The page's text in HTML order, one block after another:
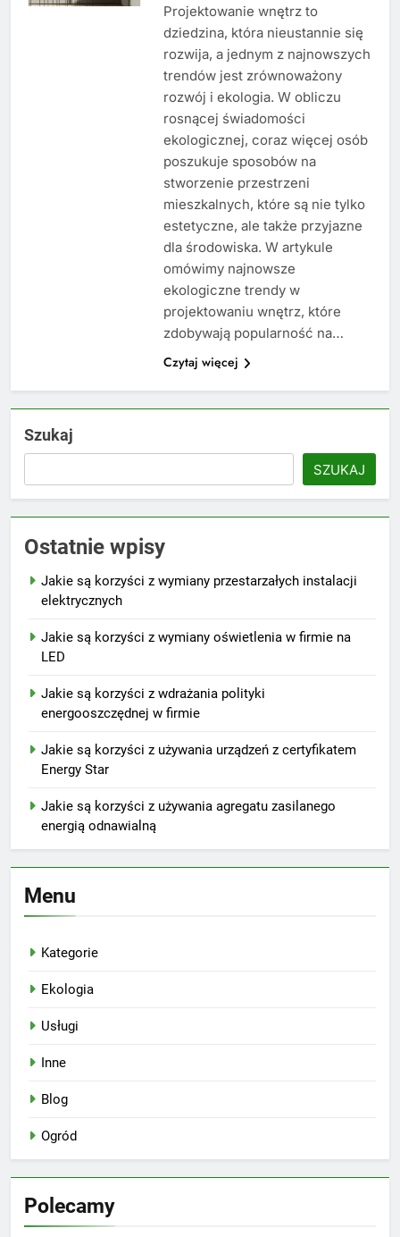
Projektowanie wnętrz to
dziedzina, która nieustannie się
rozwija, a jednym z najnowszych
trendów jest zrównoważony
rozwój i ekologia. W obliczu
rosnącej świadomości
ekologicznej, coraz więcej osób
poszukuje sposobów na
stworzenie przestrzeni
mieszkalnych, które są nie tylko
estetyczne, ale także przyjazne
dla środowiska. W artykule
omówimy najnowsze
ekologiczne trendy w
projektowaniu wnętrz, które
zdobywają popularność na…
Czytaj więcej
Szukaj
SZUKAJ
Ostatnie wpisy
Jakie są korzyści z wymiany przestarzałych instalacji
elektrycznych
Jakie są korzyści z wymiany oświetlenia w firmie na
LED
Jakie są korzyści z wdrażania polityki
energooszczędnej w firmie
Jakie są korzyści z używania urządzeń z certyfikatem
Energy Star
Jakie są korzyści z używania agregatu zasilanego
energią odnawialną
Menu
Kategorie
Ekologia
Usługi
Inne
Blog
Ogród
Polecamy